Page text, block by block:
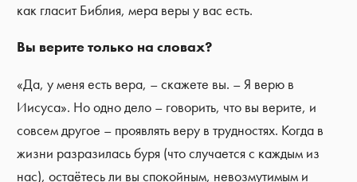
как гласит Библия, мера веры у вас есть.
Вы верите только на словах?
«Да, у меня есть вера, – скажете вы. – Я верю в
Иисуса». Но одно дело – говорить, что вы верите, и
совсем другое – проявлять веру в трудностях. Когда в
жизни разразилась буря (что случается с каждым из
нас), остаётесь ли вы спокойным, невозмутимым и